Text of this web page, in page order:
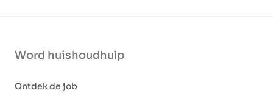
Word huishoudhulp
Ontdek de job